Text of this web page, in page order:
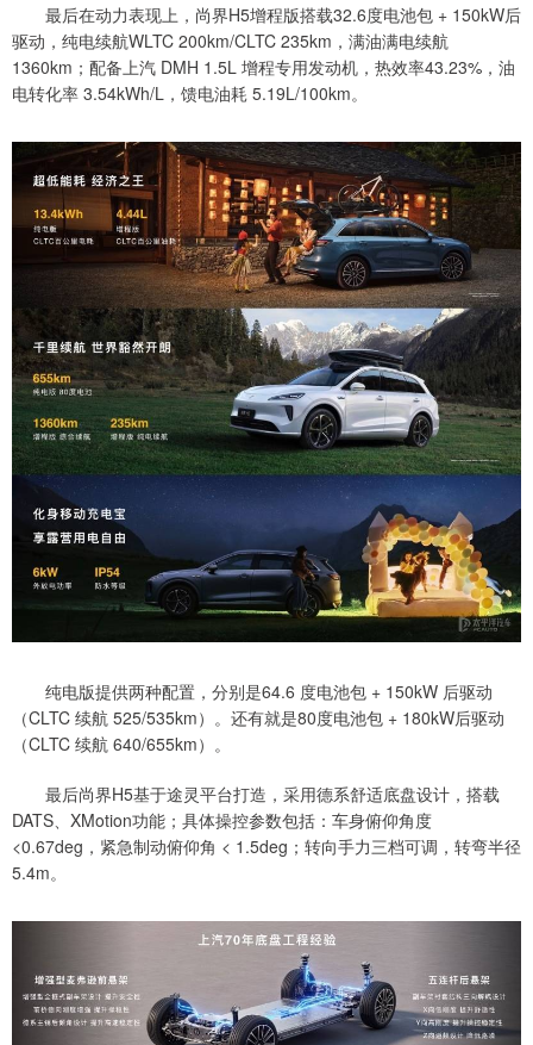
最后在动力表现上，尚界H5增程版搭载32.6度电池包 + 150kW后
驱动，纯电续航WLTC 200km/CLTC 235km，满油满电续航
1360km；配备上汽 DMH 1.5L 增程专用发动机，热效率43.23%，油
电转化率 3.54kWh/L，馈电油耗 5.19L/100km。
纯电版提供两种配置，分别是64.6 度电池包 + 150kW 后驱动
（CLTC 续航 525/535km）。还有就是80度电池包 + 180kW后驱动
（CLTC 续航 640/655km）。
最后尚界H5基于途灵平台打造，采用德系舒适底盘设计，搭载
DATS、XMotion功能；具体操控参数包括：车身俯仰角度
<0.67deg，紧急制动俯仰角 < 1.5deg；转向手力三档可调，转弯半径
5.4m。